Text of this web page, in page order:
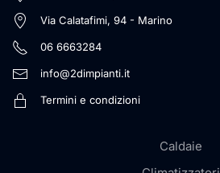
Via Calatafimi, 94 - Marino
06 6663284
info@2dimpianti.it
Termini e condizioni
Caldaie